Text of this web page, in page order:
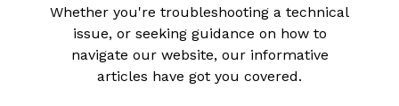
Whether you're troubleshooting a technical
issue, or seeking guidance on how to
navigate our website, our informative
articles have got you covered.